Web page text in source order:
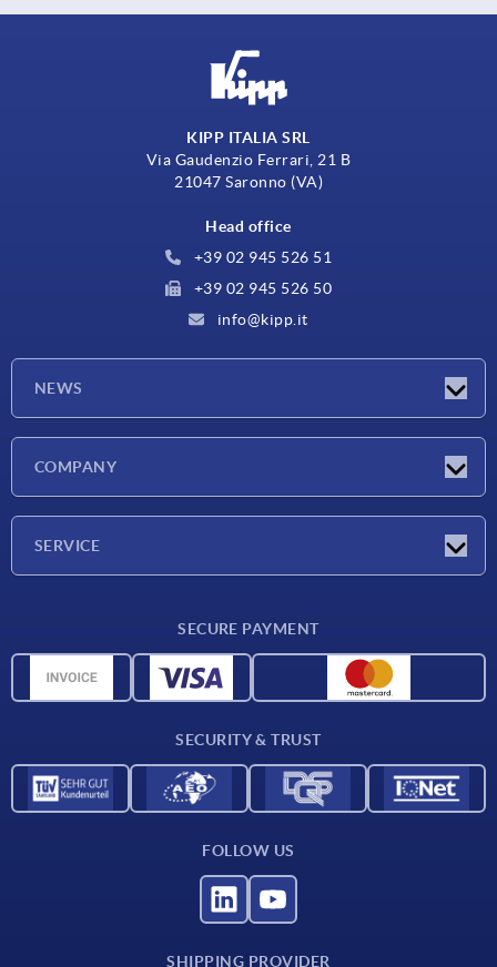
KIPP ITALIA SRL
Via Gaudenzio Ferrari, 21 B
21047 Saronno (VA)
Head office
+39 02 945 526 51
+39 02 945 526 50
info@kipp.it
NEWS
COMPANY
SERVICE
CAD data
SECURE PAYMENT
SECURITY & TRUST
FOLLOW US
SHIPPING PROVIDER